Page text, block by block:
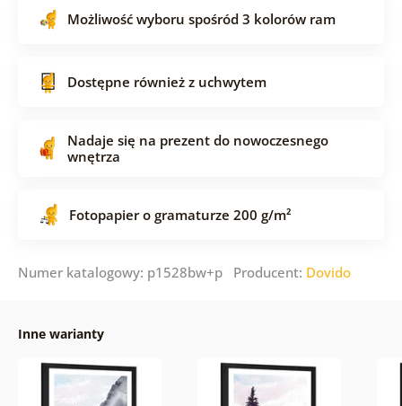
Możliwość wyboru spośród 3 kolorów ram
Dostępne również z uchwytem
Nadaje się na prezent do nowoczesnego
wnętrza
Fotopapier o gramaturze 200 g/m²
Numer katalogowy: p1528bw+p Producent: Dovido
Inne warianty